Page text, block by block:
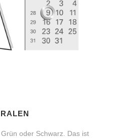
oder Schwarz. Das ist